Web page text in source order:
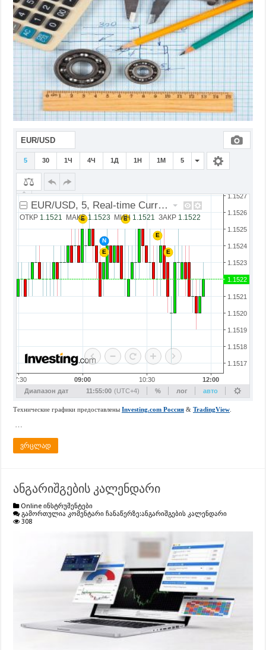
ვრცლად
ანგარიშგების კალენდარი
Online ინსტრუმენტები
გამორთულია კომენტარი ჩანაწერზე:ანგარიშგების კალენდარი
308